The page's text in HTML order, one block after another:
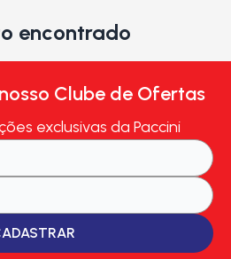
encontrado
Clube de Ofertas
exclusivas da Paccini